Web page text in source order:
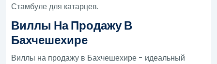
Стамбуле для катарцев.
Виллы На Продажу В
Бахчешехире
Виллы на продажу в Бахчешехире - идеальный